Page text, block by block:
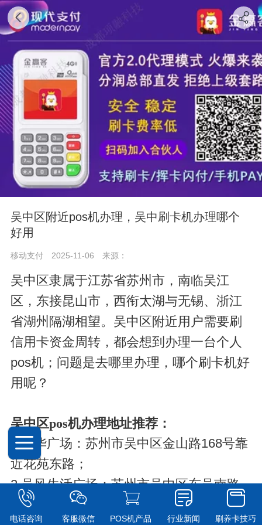
吴中区附近pos机办理，吴中刷卡机办理哪个
好用
移动支付 2025-11-06 来源：
吴中区隶属于江苏省苏州市，南临吴江
区，东接昆山市，西衔太湖与无锡、浙江
省湖州隔湖相望。吴中区附近用户需要刷
信用卡资金周转，都会想到办理一台个人
pos机；问题是去哪里办理，哪个刷卡机好
用呢？
吴中区pos机办理地址推荐：
1.新华广场：苏州市吴中区金山路168号靠
近花苑东路；
2.吴风生活广场：苏州市吴中区东吴南路
103号靠近盛庄路；
电话咨询 客服微信 POS机产品 行业新闻 刷养卡技巧